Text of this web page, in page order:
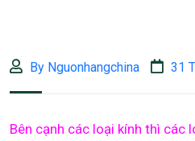
By Nguonhangchina 31
Bên cạnh các loại kính thì các